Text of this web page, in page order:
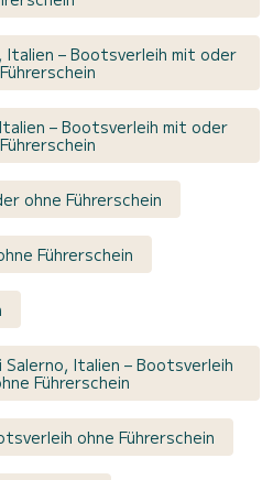
Italien – Bootsverleih mit oder
– Bootsverleih mit oder
ohne Führerschein
Führerschein
Italien – Bootsverleih
Führerschein
ohne Führerschein